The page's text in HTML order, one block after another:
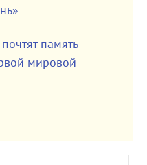
память
мировой